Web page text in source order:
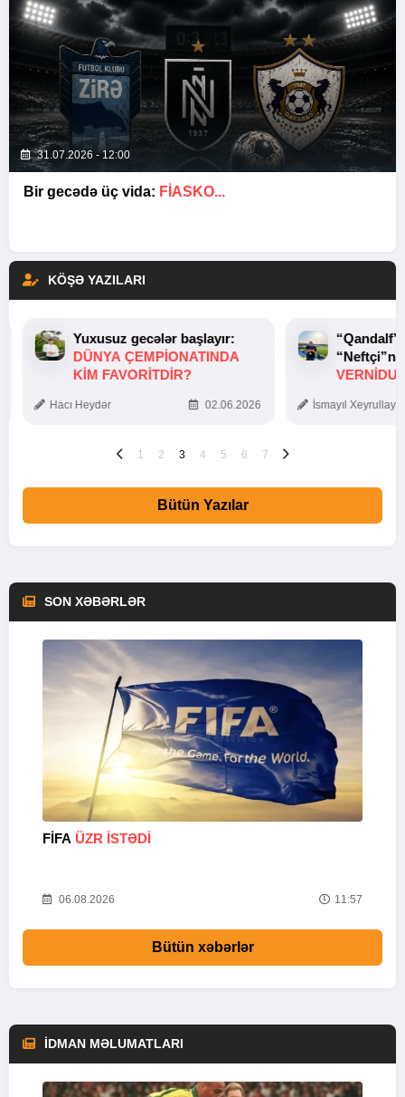
31.07.2026 - 12:00
Bir gecədə üç vida: FIASKO...
KÖŞƏ YAZILARI
Yuxusuz gecələr başlayır:
DÜNYA ÇEMPIONATINDA
KIM FAVORITDIR?
Hacı Heydər 02.06.2026 İsmayıl
1 2 3 4 5 6 7
Bütün Yazılar
SON XƏBƏRLƏR
FİFA ÜZR İSTƏDİ
06.08.2026 11:57
Bütün xəbərlər
İDMAN MƏLUMATLARI